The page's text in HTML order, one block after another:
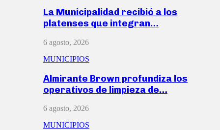
La Municipalidad recibió a los
platenses que integran…
6 agosto, 2026
MUNICIPIOS
Almirante Brown profundiza los
operativos de limpieza de…
6 agosto, 2026
MUNICIPIOS